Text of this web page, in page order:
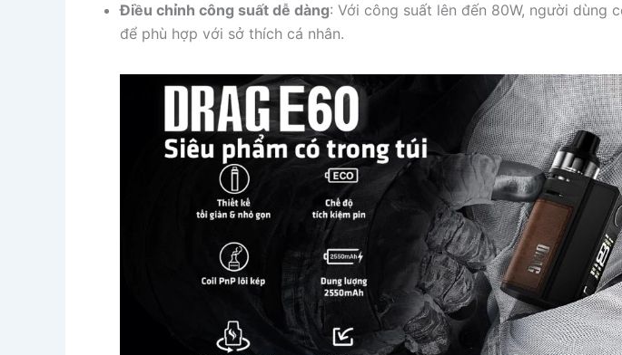
Điều chỉnh công suất dễ dàng: Với công suất lên đến 80W, người dùng
để phù hợp với sở thích cá nhân.